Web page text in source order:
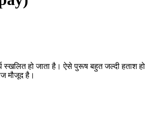
स्खलित हो जाता है। ऐसे पुरूष बहुत जल्दी हताश हो
मौजूद है।